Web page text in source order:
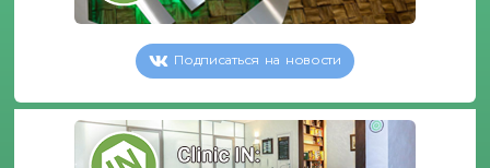
Подписаться на новости